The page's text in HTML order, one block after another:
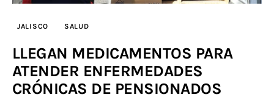
JALISCO SALUD
LLEGAN MEDICAMENTOS PARA
ATENDER ENFERMEDADES
CRÓNICAS DE PENSIONADOS